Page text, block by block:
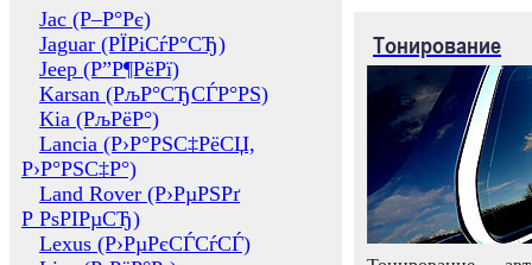
Jac (Р–Р°Рє)
Jaguar (РЇРіСѓР°СЂ)
Jeep (Р”Р¶РёРї)
Karsan (РљР°СЂСЃР°РЅ)
Kia (РљРёР°)
Lancia (Р›Р°РЅС‡РёСЏ,
Р›Р°РЅС‡Р°)
Land Rover (Р›РµРЅРґ
Р РѕРІРµСЂ)
Lexus (Р›РµРєСЃСѓСЃ)
Тонирование